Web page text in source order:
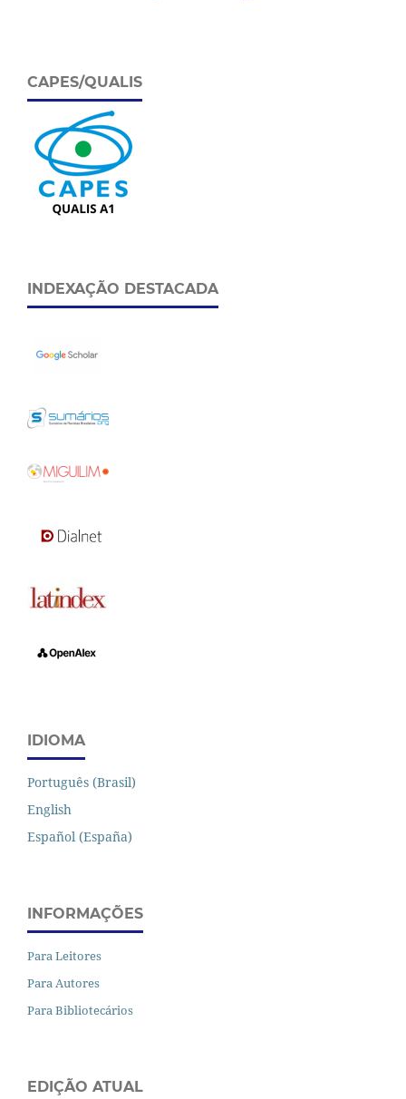
CAPES/QUALIS
INDEXAÇÃO DESTACADA
IDIOMA
Português (Brasil)
English
Español (España)
INFORMAÇÕES
Para Leitores
Para Autores
Para Bibliotecários
EDIÇÃO ATUAL